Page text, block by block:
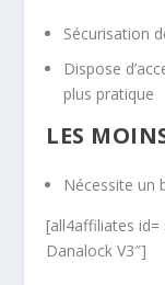
Sécurisation
Dispose
plus pratique
LES
Nécessite un
[all4affiliates id=
Danalock V3″]